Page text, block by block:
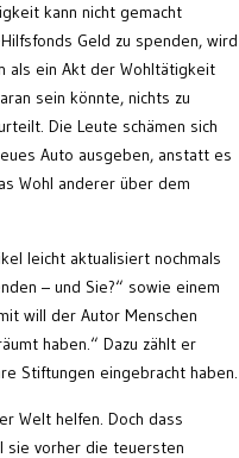
kann nicht gemacht
Geld zu spenden, wird
als ein Akt der Wohltätigkeit
sein könnte, nichts zu
Die Leute schämen sich
Auto ausgeben, anstatt es
Wohl anderer über dem
leicht aktualisiert nochmals
– und Sie?“ sowie einem
will der Autor Menschen
haben.“ Dazu zählt er
Stiftungen eingebracht haben.
Welt helfen. Doch dass
sie vorher die teuersten